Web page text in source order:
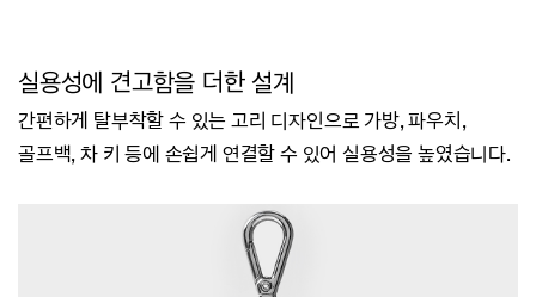
실용성에 견고함을 더한 설계
간편하게 탈부착할 수 있는 고리 디자인으로 가방, 파우치,
골프백, 차 키 등에 손쉽게 연결할 수 있어 실용성을 높였습니다.